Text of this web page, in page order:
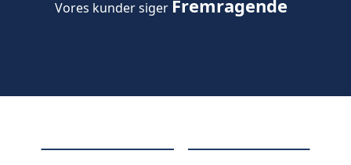
Vores kunder siger Fremragende